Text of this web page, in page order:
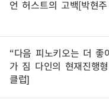
언 허스트의 고백[박현
“다음 피노키오는 더
가 짐 다인의 현재진행
클럽]